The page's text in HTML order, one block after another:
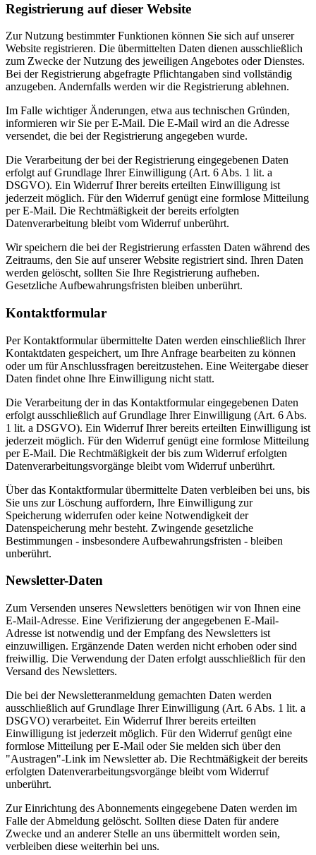
Registrierung auf dieser Website
Zur Nutzung bestimmter Funktionen können Sie sich auf unserer
Website registrieren. Die übermittelten Daten dienen ausschließlich
zum Zwecke der Nutzung des jeweiligen Angebotes oder Dienstes.
Bei der Registrierung abgefragte Pflichtangaben sind vollständig
anzugeben. Andernfalls werden wir die Registrierung ablehnen.
Im Falle wichtiger Änderungen, etwa aus technischen Gründen,
informieren wir Sie per E-Mail. Die E-Mail wird an die Adresse
versendet, die bei der Registrierung angegeben wurde.
Die Verarbeitung der bei der Registrierung eingegebenen Daten
erfolgt auf Grundlage Ihrer Einwilligung (Art. 6 Abs. 1 lit. a
DSGVO). Ein Widerruf Ihrer bereits erteilten Einwilligung ist
jederzeit möglich. Für den Widerruf genügt eine formlose Mitteilung
per E-Mail. Die Rechtmäßigkeit der bereits erfolgten
Datenverarbeitung bleibt vom Widerruf unberührt.
Wir speichern die bei der Registrierung erfassten Daten während des
Zeitraums, den Sie auf unserer Website registriert sind. Ihren Daten
werden gelöscht, sollten Sie Ihre Registrierung aufheben.
Gesetzliche Aufbewahrungsfristen bleiben unberührt.
Kontaktformular
Per Kontaktformular übermittelte Daten werden einschließlich Ihrer
Kontaktdaten gespeichert, um Ihre Anfrage bearbeiten zu können
oder um für Anschlussfragen bereitzustehen. Eine Weitergabe dieser
Daten findet ohne Ihre Einwilligung nicht statt.
Die Verarbeitung der in das Kontaktformular eingegebenen Daten
erfolgt ausschließlich auf Grundlage Ihrer Einwilligung (Art. 6 Abs.
1 lit. a DSGVO). Ein Widerruf Ihrer bereits erteilten Einwilligung ist
jederzeit möglich. Für den Widerruf genügt eine formlose Mitteilung
per E-Mail. Die Rechtmäßigkeit der bis zum Widerruf erfolgten
Datenverarbeitungsvorgänge bleibt vom Widerruf unberührt.
Über das Kontaktformular übermittelte Daten verbleiben bei uns, bis
Sie uns zur Löschung auffordern, Ihre Einwilligung zur
Speicherung widerrufen oder keine Notwendigkeit der
Datenspeicherung mehr besteht. Zwingende gesetzliche
Bestimmungen - insbesondere Aufbewahrungsfristen - bleiben
unberührt.
Newsletter-Daten
Zum Versenden unseres Newsletters benötigen wir von Ihnen eine
E-Mail-Adresse. Eine Verifizierung der angegebenen E-Mail-
Adresse ist notwendig und der Empfang des Newsletters ist
einzuwilligen. Ergänzende Daten werden nicht erhoben oder sind
freiwillig. Die Verwendung der Daten erfolgt ausschließlich für den
Versand des Newsletters.
Die bei der Newsletteranmeldung gemachten Daten werden
ausschließlich auf Grundlage Ihrer Einwilligung (Art. 6 Abs. 1 lit. a
DSGVO) verarbeitet. Ein Widerruf Ihrer bereits erteilten
Einwilligung ist jederzeit möglich. Für den Widerruf genügt eine
formlose Mitteilung per E-Mail oder Sie melden sich über den
"Austragen"-Link im Newsletter ab. Die Rechtmäßigkeit der bereits
erfolgten Datenverarbeitungsvorgänge bleibt vom Widerruf
unberührt.
Zur Einrichtung des Abonnements eingegebene Daten werden im
Falle der Abmeldung gelöscht. Sollten diese Daten für andere
Zwecke und an anderer Stelle an uns übermittelt worden sein,
verbleiben diese weiterhin bei uns.